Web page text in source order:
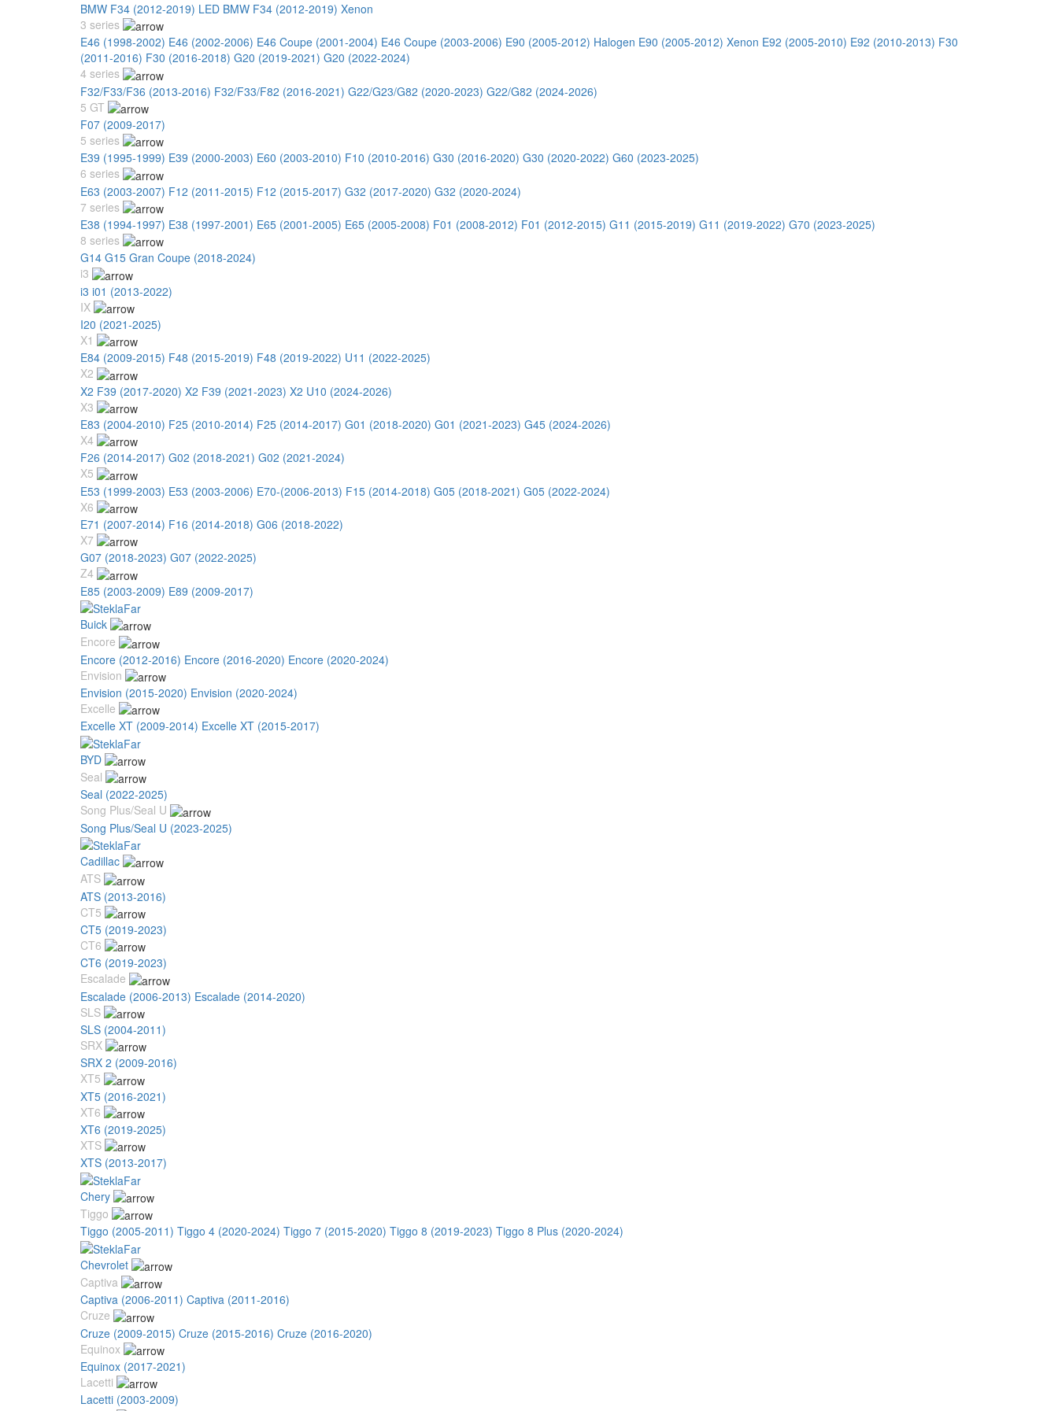
BMW F34 (2012-2019) LED BMW F34 (2012-2019) Xenon
3 series
E46 (1998-2002) E46 (2002-2006) E46 Coupe (2001-2004) E46 Coupe (2003-2006) E90 (2005-2012) Halogen E90 (2005-2012) Xenon E92 (2005-2010) E92 (2010-2013) F30
(2011-2016) F30 (2016-2018) G20 (2019-2021) G20 (2022-2024)
4 series
F32/F33/F36 (2013-2016) F32/F33/F82 (2016-2021) G22/G23/G82 (2020-2023) G22/G82 (2024-2026)
5 GT
F07 (2009-2017)
5 series
E39 (1995-1999) E39 (2000-2003) E60 (2003-2010) F10 (2010-2016) G30 (2016-2020) G30 (2020-2022) G60 (2023-2025)
6 series
E63 (2003-2007) F12 (2011-2015) F12 (2015-2017) G32 (2017-2020) G32 (2020-2024)
7 series
E38 (1994-1997) E38 (1997-2001) E65 (2001-2005) E65 (2005-2008) F01 (2008-2012) F01 (2012-2015) G11 (2015-2019) G11 (2019-2022) G70 (2023-2025)
8 series
G14 G15 Gran Coupe (2018-2024)
i3
i3 i01 (2013-2022)
IX
I20 (2021-2025)
X1
E84 (2009-2015) F48 (2015-2019) F48 (2019-2022) U11 (2022-2025)
X2
X2 F39 (2017-2020) X2 F39 (2021-2023) X2 U10 (2024-2026)
X3
E83 (2004-2010) F25 (2010-2014) F25 (2014-2017) G01 (2018-2020) G01 (2021-2023) G45 (2024-2026)
X4
F26 (2014-2017) G02 (2018-2021) G02 (2021-2024)
X5
E53 (1999-2003) E53 (2003-2006) E70-(2006-2013) F15 (2014-2018) G05 (2018-2021) G05 (2022-2024)
X6
E71 (2007-2014) F16 (2014-2018) G06 (2018-2022)
X7
G07 (2018-2023) G07 (2022-2025)
Z4
E85 (2003-2009) E89 (2009-2017)
Buick
Encore
Encore (2012-2016) Encore (2016-2020) Encore (2020-2024)
Envision
Envision (2015-2020) Envision (2020-2024)
Excelle
Excelle XT (2009-2014) Excelle XT (2015-2017)
BYD
Seal
Seal (2022-2025)
Song Plus/Seal U
Song Plus/Seal U (2023-2025)
Cadillac
ATS
ATS (2013-2016)
CT5
CT5 (2019-2023)
CT6
CT6 (2019-2023)
Escalade
Escalade (2006-2013) Escalade (2014-2020)
SLS
SLS (2004-2011)
SRX
SRX 2 (2009-2016)
XT5
XT5 (2016-2021)
XT6
XT6 (2019-2025)
XTS
XTS (2013-2017)
Chery
Tiggo
Tiggo (2005-2011) Tiggo 4 (2020-2024) Tiggo 7 (2015-2020) Tiggo 8 (2019-2023) Tiggo 8 Plus (2020-2024)
Chevrolet
Captiva
Captiva (2006-2011) Captiva (2011-2016)
Cruze
Cruze (2009-2015) Cruze (2015-2016) Cruze (2016-2020)
Equinox
Equinox (2017-2021)
Lacetti
Lacetti (2003-2009)